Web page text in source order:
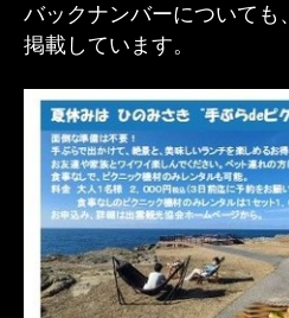
バックナンバーについても
掲載しています。